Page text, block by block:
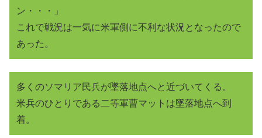
ン・・・」
これで戦況は一気に米軍側に不利な状況となったので
あった。
多くのソマリア民兵が墜落地点へと近づいてくる。
米兵のひとりである二等軍曹マットは墜落地点へ到
着。